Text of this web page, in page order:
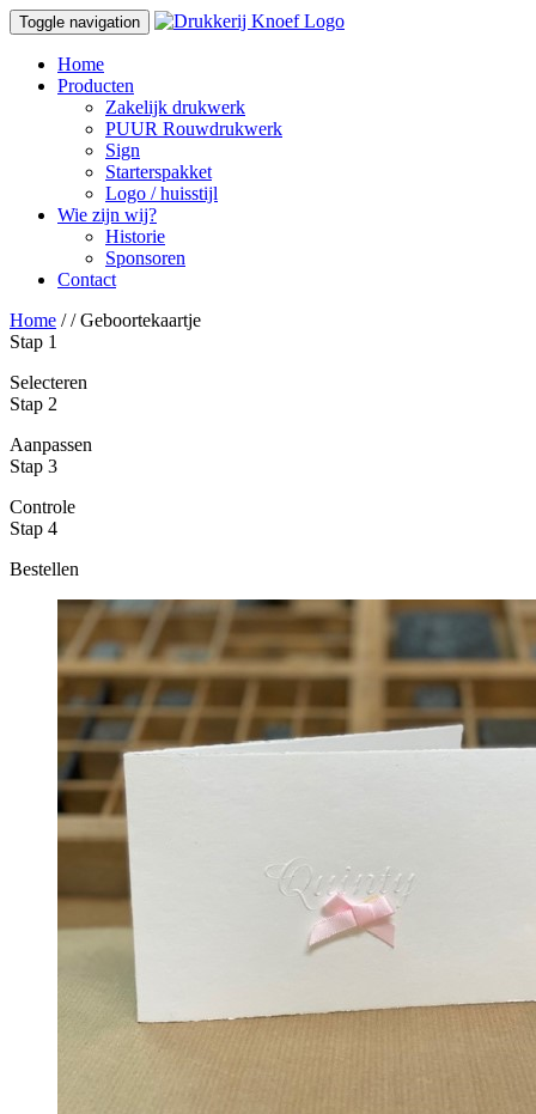
Toggle navigation
Home
Producten
Zakelijk drukwerk
PUUR Rouwdrukwerk
Sign
Starterspakket
Logo / huisstijl
Wie zijn wij?
Historie
Sponsoren
Contact
Home // Geboortekaartje
Stap 1
Selecteren
Stap 2
Aanpassen
Stap 3
Controle
Stap 4
Bestellen